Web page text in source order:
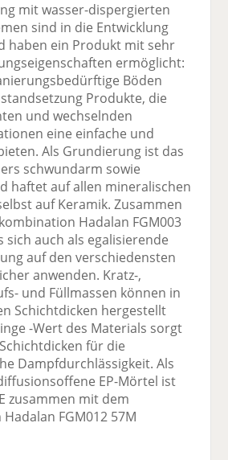
mit wasser-dispergierten
sind in die Entwicklung
haben ein Produkt mit sehr
ermöglicht:
Böden
Produkte, die
und wechselnden
eine einfache und
Als Grundierung ist das
schwundarm sowie
haftet auf allen mineralischen
auf Keramik. Zusammen
Hadalan FGM003
sich auch als egalisierende
auf den verschiedensten
anwenden. Kratz-,
und Füllmassen können in
Schichtdicken hergestellt
-Wert des Materials sorgt
für die
Dampfdurchlässigkeit. Als
EP-Mörtel ist
zusammen mit dem
FGM012 57M